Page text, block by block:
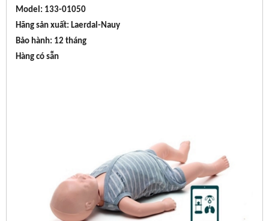
Model: 133-01050
Hãng sản xuất: Laerdal-Nauy
Bảo hành: 12 tháng
Hàng có sẵn